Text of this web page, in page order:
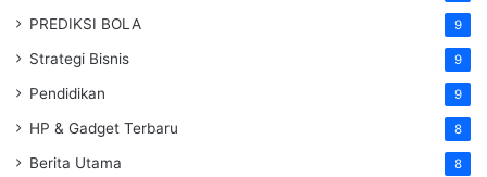
PREDIKSI BOLA 9
Strategi Bisnis 9
Pendidikan 9
HP & Gadget Terbaru 8
Berita Utama 8